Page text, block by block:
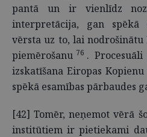
pantā un ir vienlīdz
interpretācija, gan spēkā
vērsta uz to, lai
piemērošanu 76 .
izskatīšana Eiropas
spēkā esamības pārbaudes
[42] Tomēr, neņemot vērā
institūtiem ir pietiekami